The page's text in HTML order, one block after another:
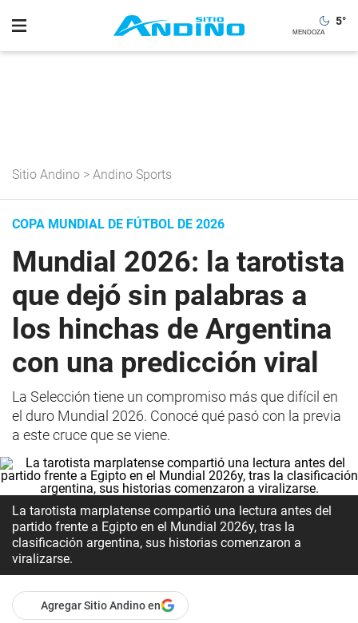
5°
Sitio Andino > Andino Sports
COPA MUNDIAL DE FÚTBOL DE 2026
Mundial 2026: la tarotista
que dejó sin palabras a
los hinchas de Argentina
con una predicción viral
La Selección tiene un compromiso más que difícil en
el duro Mundial 2026. Conocé qué pasó con la previa
a este cruce que se viene.
La tarotista marplatense compartió una lectura antes del
partido frente a Egipto en el Mundial 2026y, tras la
clasificación argentina, sus historias comenzaron a
viralizarse.
Agregar Sitio Andino en